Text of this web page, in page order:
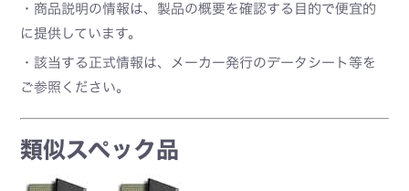
・商品説明の情報は、製品の概要を確認する目的で便宜的
に提供しています。
・該当する正式情報は、メーカー発行のデータシート等を
ご参照ください。
類似スペック品